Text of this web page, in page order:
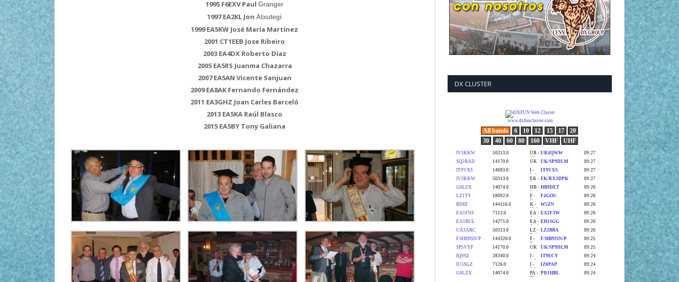
1995 F6EXV Paul Granger
1997 EA2KL Jon Atxutegi
1999 EA5KW José María Martínez
2001 CT1EEB Jose Ribeiro
2003 EA4DX Roberto Díaz
2005 EA5RS Juanma Chazarra
2007 EA5AN Vicente Sanjuan
2009 EA8AK Fernando Fernández
2011 EA3GHZ Joan Carles Barceló
2013 EA5KA Raúl Blasco
2015 EA5BY Tony Galiana
DX CLUSTER